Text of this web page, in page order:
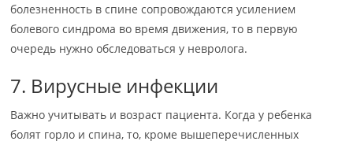
болезненность в спине сопровождаются усилением
болевого синдрома во время движения, то в первую
очередь нужно обследоваться у невролога.
7. Вирусные инфекции
Важно учитывать и возраст пациента. Когда у ребенка
болят горло и спина, то, кроме вышеперечисленных